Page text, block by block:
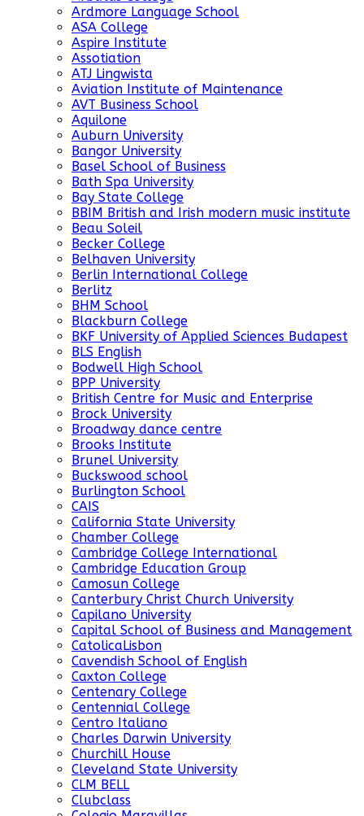
Ardmore Language School
ASA College
Aspire Institute
Assotiation
ATJ Lingwista
Aviation Institute of Maintenance
AVT Business School
Aquilone
Auburn University
Bangor University
Basel School of Business
Bath Spa University
Bay State College
BBIM British and Irish modern music institute
Beau Soleil
Becker College
Belhaven University
Berlin International College
Berlitz
BHM School
Blackburn College
BKF University of Applied Sciences Budapest
BLS English
Bodwell High School
BPP University
British Centre for Music and Enterprise
Brock University
Broadway dance centre
Brooks Institute
Brunel University
Buckswood school
Burlington School
CAIS
California State University
Chamber College
Cambridge College International
Cambridge Education Group
Camosun College
Canterbury Christ Church University
Capilano University
Capital School of Business and Management
CatolicaLisbon
Cavendish School of English
Caxton College
Centenary College
Centennial College
Centro Italiano
Charles Darwin University
Churchill House
Cleveland State University
CLM BELL
Clubclass